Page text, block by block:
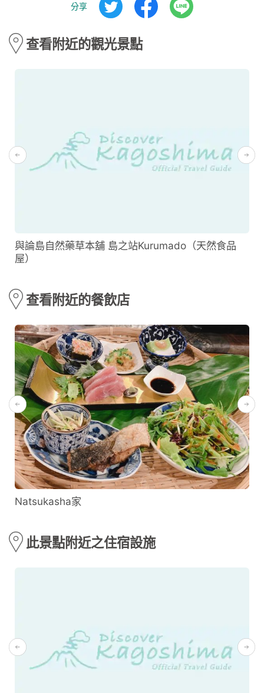
分享
查看附近的觀光景點
與論島自然藥草本舖 島之站Kurumado（天然食品
屋）
查看附近的餐飲店
Natsukasha家
此景點附近之住宿設施